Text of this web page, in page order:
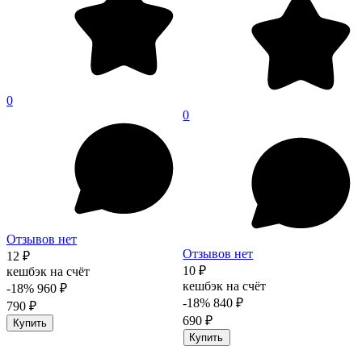
0
Отзывов нет
12 ₽
кешбэк на счёт
-18% 960 ₽
790 ₽
Купить
0
Отзывов нет
10 ₽
кешбэк на счёт
-18% 840 ₽
690 ₽
Купить